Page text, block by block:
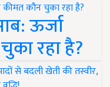
ऊर्जा
रहा है?